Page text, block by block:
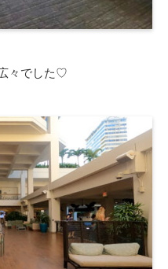
々でした♡